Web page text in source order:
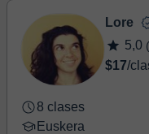
Lore
5,0
$17/
8 clases
Euskera